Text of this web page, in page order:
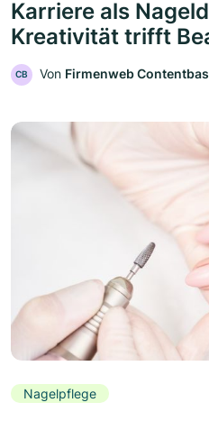
Karriere als
Kreativität trifft
CB Von Firmenweb
Nagelpflege